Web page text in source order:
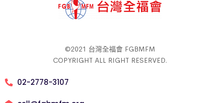
©2021 台灣全福會 FGBMFM
COPYRIGHT ALL RIGHT RESERVED.
02-2778-3107